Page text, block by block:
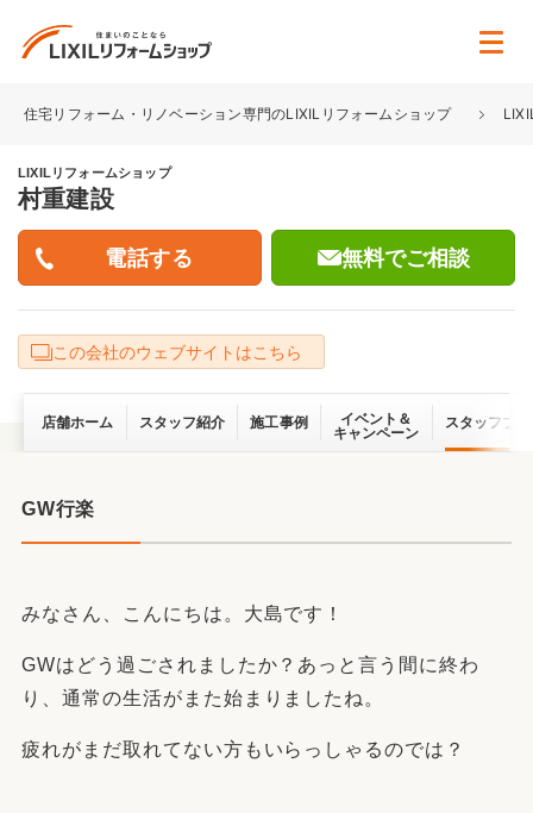
住宅リフォーム・リノベーション専門のLIXILリフォームショップ
LIXILリフォームショップ
村重建設
無料でご相談
この会社のウェブサイトはこちら
店舗ホーム スタッフ紹介 施工事例
イベント＆
キャンペーン
スタッフブ
GW行楽
みなさん、こんにちは。大島です！
GWはどう過ごされましたか？あっと言う間に終わ
り、通常の生活がまた始まりましたね。
疲れがまだ取れてない方もいらっしゃるのでは？